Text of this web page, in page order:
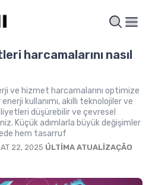
harcamalarını nasıl
ve hizmet harcamalarını optimize
kullanımı, akıllı teknolojiler ve
düşürebilir ve çevresel
Küçük adımlarla büyük değişimler
hem tasarruf
22, 2025 ÚLTIMA ATUALIZAÇÃO